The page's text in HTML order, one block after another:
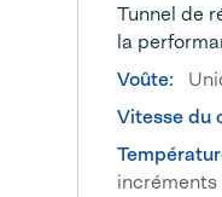
Tunnel de
la
Voûte:
Vitesse du
incréments